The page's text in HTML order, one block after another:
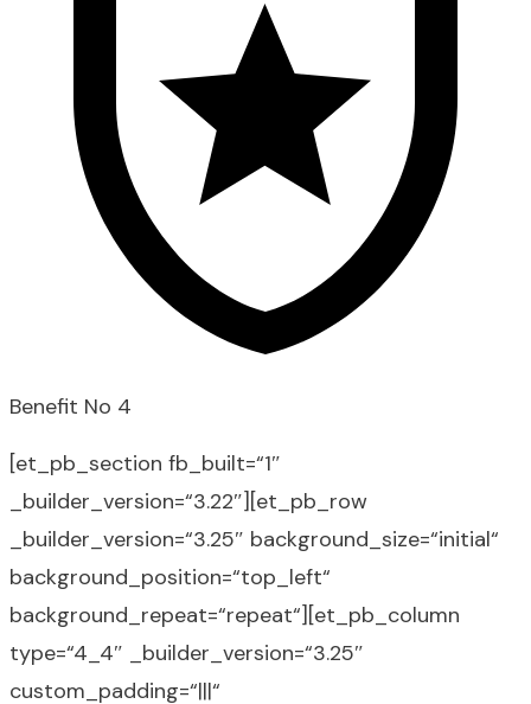
Benefit No 4
[et_pb_section fb_built=“1″
_builder_version=“3.22″][et_pb_row
_builder_version=“3.25″ background_size=“initial“
background_position=“top_left“
background_repeat=“repeat“][et_pb_column
type=“4_4″ _builder_version=“3.25″
custom_padding=“|||“